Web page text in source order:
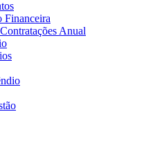
Financeira
Anual